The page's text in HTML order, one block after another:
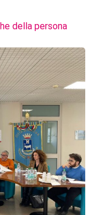
della persona